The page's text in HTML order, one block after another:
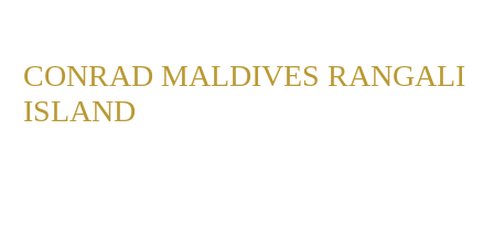
CONRAD MALDIVES RANGALI
ISLAND